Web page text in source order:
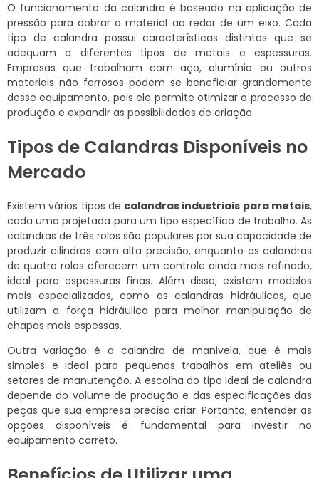
O funcionamento da calandra é baseado na aplicação de
pressão para dobrar o material ao redor de um eixo. Cada
tipo de calandra possui características distintas que se
adequam a diferentes tipos de metais e espessuras.
Empresas que trabalham com aço, alumínio ou outros
materiais não ferrosos podem se beneficiar grandemente
desse equipamento, pois ele permite otimizar o processo de
produção e expandir as possibilidades de criação.
Tipos de Calandras Disponíveis no
Mercado
Existem vários tipos de calandras industriais para metais,
cada uma projetada para um tipo específico de trabalho. As
calandras de três rolos são populares por sua capacidade de
produzir cilindros com alta precisão, enquanto as calandras
de quatro rolos oferecem um controle ainda mais refinado,
ideal para espessuras finas. Além disso, existem modelos
mais especializados, como as calandras hidráulicas, que
utilizam a força hidráulica para melhor manipulação de
chapas mais espessas.
Outra variação é a calandra de manivela, que é mais
simples e ideal para pequenos trabalhos em ateliês ou
setores de manutenção. A escolha do tipo ideal de calandra
depende do volume de produção e das especificações das
peças que sua empresa precisa criar. Portanto, entender as
opções disponíveis é fundamental para investir no
equipamento correto.